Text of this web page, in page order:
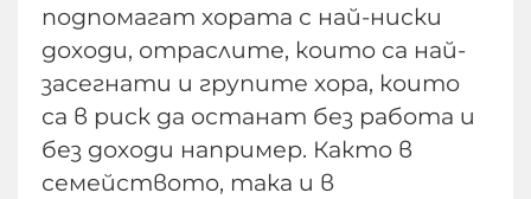
подпомагат хората с най-ниски
доходи, отраслите, които са най-
засегнати и групите хора, които
са в риск да останат без работа и
без доходи например. Както в
семейството, така и в